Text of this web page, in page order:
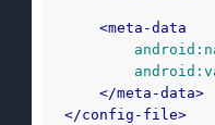
<meta-data
</meta-data>
</config-file>